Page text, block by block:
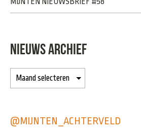
NIEUWS ARCHIEF
@MIJNTEN_ACHTERVELD